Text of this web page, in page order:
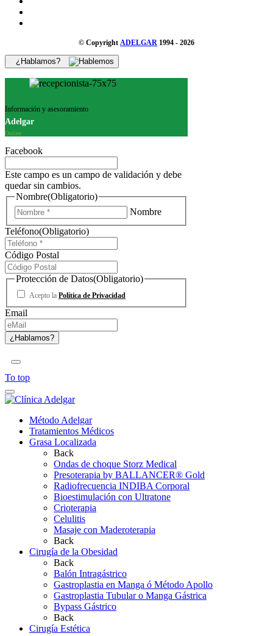
© Copyright ADELGAR 1994 - 2026
¿Hablamos?
Información y asesoramiento
Adelgar
Online
Facebook
Este campo es un campo de validación y debe
quedar sin cambios.
Nombre(Obligatorio)
Nombre
Teléfono(Obligatorio)
Código Postal
Protección de Datos(Obligatorio)
Acepto la Política de Privacidad
Email
To top
Método Adelgar
Tratamientos Médicos
Grasa Localizada
Back
Ondas de choque Storz Medical
Presoterapia by BALLANCER® Gold
Radiofrecuencia INDIBA Corporal
Bioestimulación con Ultratone
Crioterapia
Celulitis
Masaje con Maderoterapia
Back
Cirugía de la Obesidad
Back
Balón Intragástrico
Gastroplastia en Manga ó Método Apollo
Gastroplastia Tubular o Manga Gástrica
Bypass Gástrico
Back
Cirugía Estética